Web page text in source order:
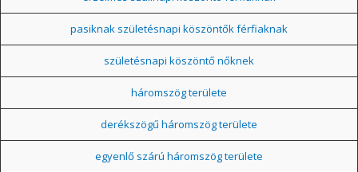
pasiknak születésnapi köszöntők férfiaknak
születésnapi köszöntő nőknek
háromszög területe
derékszögű háromszög területe
egyenlő szárú háromszög területe